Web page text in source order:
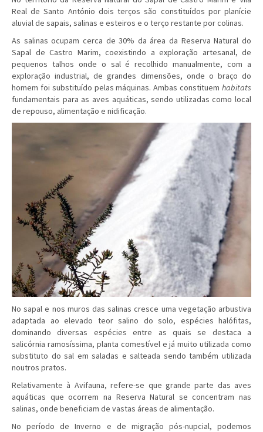
Real de Santo António dois terços são constituídos por planície
aluvial de sapais, salinas e esteiros e o terço restante por colinas.
As salinas ocupam cerca de 30% da área da Reserva Natural do
Sapal de Castro Marim, coexistindo a exploração artesanal, de
pequenos talhos onde o sal é recolhido manualmente, com a
exploração industrial, de grandes dimensões, onde o braço do
homem foi substituído pelas máquinas. Ambas constituem habitats
fundamentais para as aves aquáticas, sendo utilizadas como local
de repouso, alimentação e nidificação.
No sapal e nos muros das salinas cresce uma vegetação arbustiva
adaptada ao elevado teor salino do solo, espécies halófitas,
dominando diversas espécies entre as quais se destaca a
salicórnia ramosíssima, planta comestível e já muito utilizada como
substituto do sal em saladas e salteada sendo também utilizada
noutros pratos.
Relativamente à Avifauna, refere-se que grande parte das aves
aquáticas que ocorrem na Reserva Natural se concentram nas
salinas, onde beneficiam de vastas áreas de alimentação.
No período de Inverno e de migração pós-nupcial, podemos